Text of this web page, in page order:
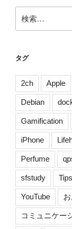
み
た
[Debian]”
索:
タグ
2ch Apple
Debian
Gamification
iPhone
Perfume
sfstudy Tips
YouTube
コミュニケー